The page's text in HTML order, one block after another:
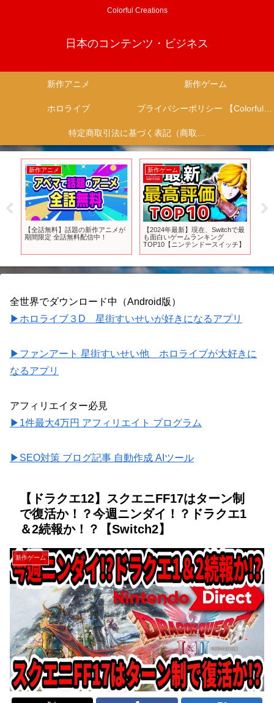
Colorful Creations
日本のコンテンツ・ビジネス
新作アニメ 新作ゲーム
ホロライブ プライバシーポリシー 【Colorful Creation】
特定商取引法に基づく表記（商取引に関する開示）
新作アニメ
【全話無料】話題の新作アニメが
期間限定 全話無料配信中！
新作ゲーム
【2024年最新】現在、Switchで最
も面白いゲームランキング
TOP10【ニンテンドースイッチ】
全世界でダウンロード中（Android版）
▶ホロライブ３D 星街すいせいが好きになるアプリ
▶ファンアート 星街すいせい他 ホロライブが大好きに
なるアプリ
アフィリエイター必見
▶1件最大4万円 アフィリエイト プログラム
▶SEO対策 ブログ記事 自動作成 AIツール
【ドラクエ12】スクエニFF17はターン制
で復活か！？今週ニンダイ！？ドラクエ1
＆2続報か！？【Switch2】
新作ゲーム